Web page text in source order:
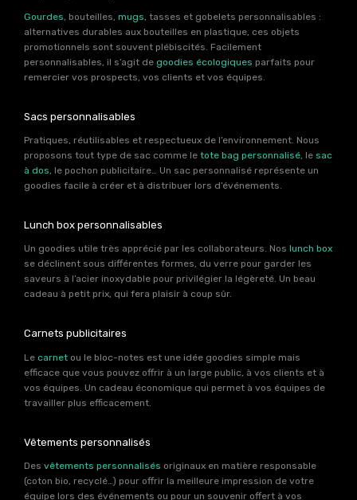
Gourdes , bouteilles, mugs , tasses et gobelets personnalisables :
alternatives durables aux bouteilles en plastique, ces objets
promotionnels sont souvent plébiscités. Facilement
personnalisables, il s’agit de goodies écologiques parfaits pour
remercier vos prospects, vos clients et vos équipes.
Sacs personnalisables
Pratiques, réutilisables et respectueux de l’environnement. Nous
proposons tout type de sac comme le tote bag personnalisé, le sac
à dos, le pochon publicitaire… Un sac personnalisé représente un
goodies facile à créer et à distribuer lors d’événements.
Lunch box personnalisables
Un goodies utile très apprécié par les collaborateurs. Nos lunch box
se déclinent sous différentes formes, du verre pour garder les
saveurs à l’acier inoxydable pour privilégier la légèreté. Un beau
cadeau à petit prix, qui fera plaisir à coup sûr.
Carnets publicitaires
Le carnet ou le bloc-notes est une idée goodies simple mais
efficace que vous pouvez offrir à un large public, à vos clients et à
vos équipes. Un cadeau économique qui permet à vos équipes de
travailler plus efficacement.
Vêtements personnalisés
Des vêtements personnalisés originaux en matière responsable
(coton bio, recyclé…) pour offrir la meilleure impression de votre
équipe lors des événements ou pour un souvenir offert à vos